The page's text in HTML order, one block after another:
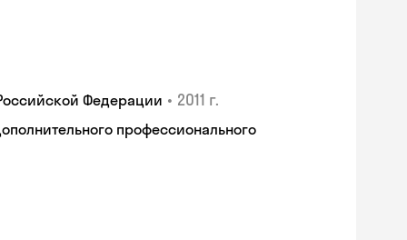
Федерации • 2011 г.
профессионального